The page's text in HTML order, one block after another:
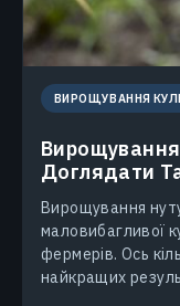
ВИРОЩУВАННЯ
Доглядати
Вирощування
маловибагливої
фермерів. Ось
найкращих